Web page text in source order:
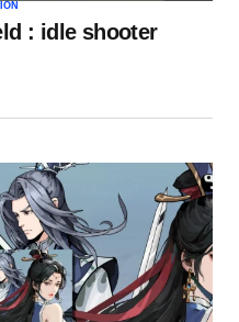
: idle shooter